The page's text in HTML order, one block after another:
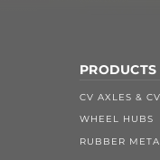
PRODUCTS
CV AXLES &
WHEEL HUBS
RUBBER